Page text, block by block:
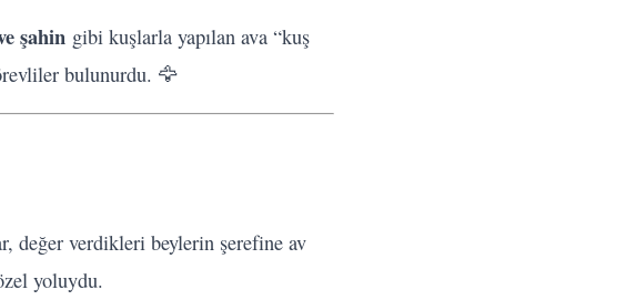
şahin gibi kuşlarla yapılan ava “kuş
bulunurdu. 🦅
değer verdikleri beylerin şerefine av
yoluydu.